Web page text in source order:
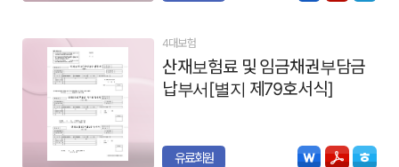
4대보험
산재보험료 및 임금채권부담금
납부서[별지 제79호서식]
유료회원